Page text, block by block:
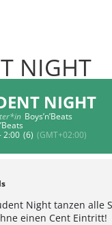
NIGHT
NIGHT
Boys’n’Beats
2:00 (6) (GMT+02:00)
Night tanzen alle
einen Cent Eintritt!